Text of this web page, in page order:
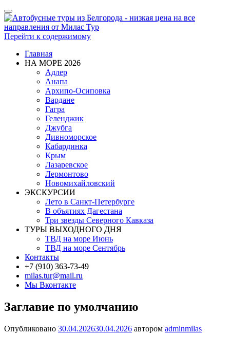
Показать/
Скрыть
навигацию
Перейти к содержимому
Главная
НА МОРЕ 2026
Адлер
Анапа
Архипо-Осиповка
Вардане
Гагра
Геленджик
Джубга
Дивноморское
Кабардинка
Крым
Лазаревское
Лермонтово
Новомихайловский
ЭКСКУРСИИ
Лето в Санкт-Петербурге
В объятиях Дагестана
Три звезды Северного Кавказа
ТУРЫ ВЫХОДНОГО ДНЯ
ТВД на море Июнь
ТВД на море Сентябрь
Контакты
+7 (910) 363-73-49
milas.tur@mail.ru
Мы Вконтакте
Заглавие по умолчанию
Опубликовано 30.04.202630.04.2026 автором adminmilas